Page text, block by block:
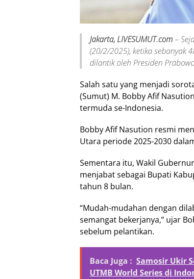
Jakarta, LIVESUMUT.com–
(20/2/2025), ketika sebanyak
dilantik oleh Presiden
Salah satu yang menjadi
(Sumut) M. Bobby Afif
termuda se-Indonesia.
Bobby Afif Nasution resmi
Utara periode 2025-2030
Sementara itu, Wakil
menjabat sebagai Bupati
tahun 8 bulan.
“Mudah-mudahan dengan
semangat bekerjanya,” ujar
sebelum pelantikan.
Baca Juga : Samosir Ukir
UTMB World Series di